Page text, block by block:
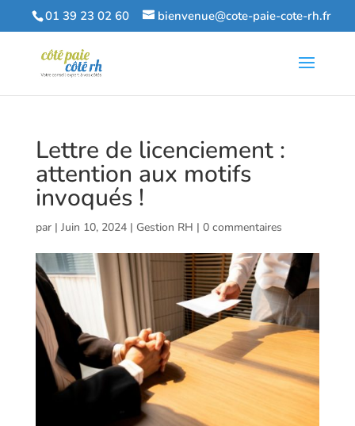
01 39 23 02 60 bienvenue@cote-paie-cote-rh.fr
Lettre de licenciement :
attention aux motifs
invoqués !
par | Juin 10, 2024| Gestion RH | 0 commentaires